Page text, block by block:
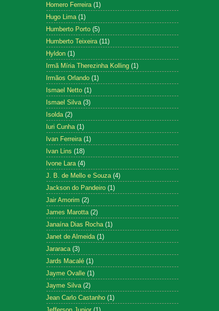
Homero Ferreira (1)
Hugo Lima (1)
Humberto Porto (5)
Humberto Teixeira (11)
Hyldon (1)
Irmã Míria Therezinha Kolling (1)
Irmãos Orlando (1)
Ismael Netto (1)
Ismael Silva (3)
Isolda (2)
Iuri Cunha (1)
Ivan Ferreira (1)
Ivan Lins (18)
Ivone Lara (4)
J. B. de Mello e Souza (4)
Jackson do Pandeiro (1)
Jair Amorim (2)
James Marotta (2)
Janaína Dias Rocha (1)
Janet de Almeida (1)
Jararaca (3)
Jards Macalé (1)
Jayme Ovalle (1)
Jayme Silva (2)
Jean Carlo Castanho (1)